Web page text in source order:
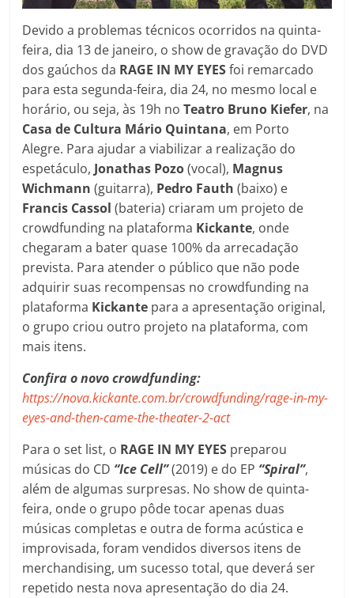
Devido a problemas técnicos ocorridos na quinta-
feira, dia 13 de janeiro, o show de gravação do DVD
dos gaúchos da RAGE IN MY EYESfoi remarcado
para esta segunda-feira, dia 24, no mesmo local e
horário, ou seja, às 19h noTeatro Bruno Kiefer, na
Casa de Cultura Mário Quintana, em Porto
Alegre. Para ajudar a viabilizar a realização do
espetáculo, Jonathas Pozo(vocal), Magnus
Wichmann (guitarra), Pedro Fauth (baixo) e
Francis Cassol (bateria) criaram um projeto de
crowdfunding na plataforma Kickante, onde
chegaram a bater quase 100% da arrecadação
prevista. Para atender o público que não pode
adquirir suas recompensas no crowdfunding na
plataforma Kickante para a apresentação original,
o grupo criou outro projeto na plataforma, com
mais itens.
Confira o novo crowdfunding:
https://nova.kickante.com.br/crowdfunding/rage-in-my-
eyes-and-then-came-the-theater-2-act
Para o set list, o RAGE IN MY EYES preparou
músicas do CD “Ice Cell”(2019) e do EP “Spiral”,
além de algumas surpresas. No show de quinta-
feira, onde o grupo pôde tocar apenas duas
músicas completas e outra de forma acústica e
improvisada, foram vendidos diversos itens de
merchandising, um sucesso total, que deverá ser
repetido nesta nova apresentação do dia 24.